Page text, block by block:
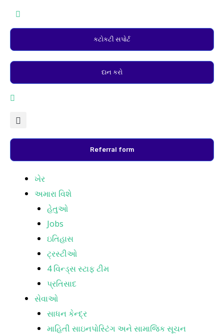
કટોકટી સપોર્ટ
દાન કરો
Referral form
ખેર
અમારા વિશે
હેતુઓ
Jobs
ઇતિહાસ
ટ્રસ્ટીઓ
4 વિન્ડ્સ સ્ટાફ ટીમ
પ્રતિસાદ
સેવાઓ
સાધન કેન્દ્ર
માહિતી સાઇનપોસ્ટિંગ અને સામાજિક સૂચન